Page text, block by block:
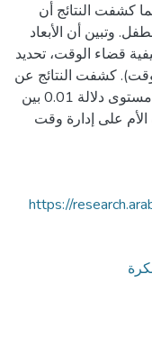
كشفت النتائج أن
وتبين أن الأبعاد
قضاء الوقت، تحديد
كشفت النتائج عن
وجود علاقة طردية قوية دالة إحصائياً عند مستوى دلالة 0.01 بين
على إدارة وقت
https://